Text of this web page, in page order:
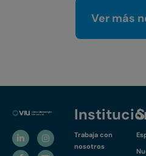
Ver más
Trabaja con
nosotros